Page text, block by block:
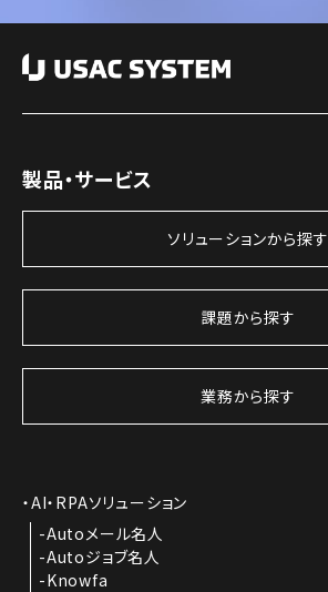
製品・サービス
ソリューションから探す
課題から探す
業務から探す
AI・RPAソリューション
Autoメール名人
Autoジョブ名人
Knowfa